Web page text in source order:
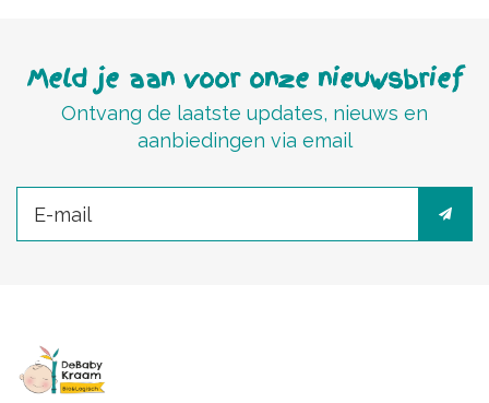
Meld je aan voor onze nieuwsbrief
Ontvang de laatste updates, nieuws en
aanbiedingen via email